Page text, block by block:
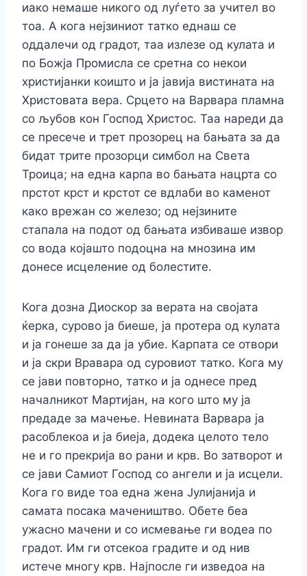
иако немаше никого од луѓето за учител во
тоа. А кога нејзиниот татко еднаш се
оддалечи од градот, таа излезе од кулата и
по Божја Промисла се сретна со некои
христијанки коишто и ја јавија вистината на
Христовата вера. Срцето на Варвара пламна
со љубов кон Господ Христос. Таа нареди да
се пресече и трет прозорец на бањата за да
бидат трите прозорци симбол на Света
Троица; на една карпа во бањата нацрта со
прстот крст и крстот се вдлаби во каменот
како врежан со железо; од нејзините
стапала на подот од бањата избиваше извор
со вода којашто подоцна на мнозина им
донесе исцеление од болестите.
Кога дозна Диоскор за верата на својата
ќерка, сурово ја биеше, ја протера од кулата
и ја гонеше за да ја убие. Карпата се отвори
и ја скри Вравара од суровиот татко. Кога му
се јави повторно, татко и ја однесе пред
началникот Мартијан, на кого што му ја
предаде за мачење. Невината Варвара ја
расоблекоа и ја биеја, додека целото тело
не и го прекрија во рани и крв. Во затворот и
се јави Самиот Господ со ангели и ја исцели.
Кога го виде тоа една жена Јулијанија и
самата посака мачеништво. Обете беа
ужасно мачени и со исмевање ги водеа по
градот. Им ги отсекоа градите и од нив
истече многу крв. Најпосле ги изведоа на